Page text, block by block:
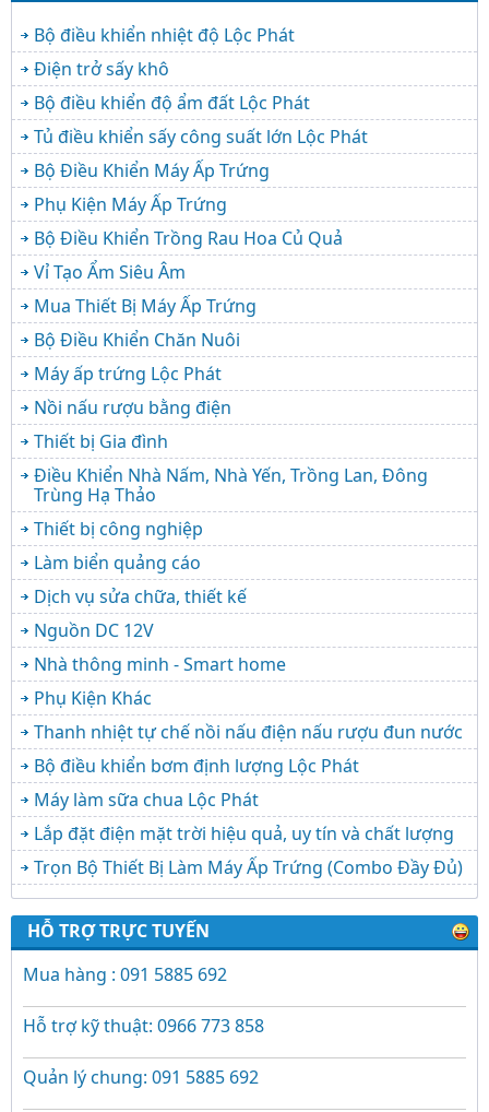
Bộ điều khiển nhiệt độ Lộc Phát
Điện trở sấy khô
Bộ điều khiển độ ẩm đất Lộc Phát
Tủ điều khiển sấy công suất lớn Lộc Phát
Bộ Điều Khiển Máy Ấp Trứng
Phụ Kiện Máy Ấp Trứng
Bộ Điều Khiển Trồng Rau Hoa Củ Quả
Vỉ Tạo Ẩm Siêu Âm
Mua Thiết Bị Máy Ấp Trứng
Bộ Điều Khiển Chăn Nuôi
Máy ấp trứng Lộc Phát
Nồi nấu rượu bằng điện
Thiết bị Gia đình
Điều Khiển Nhà Nấm, Nhà Yến, Trồng Lan, Đông
Trùng Hạ Thảo
Thiết bị công nghiệp
Làm biển quảng cáo
Dịch vụ sửa chữa, thiết kế
Nguồn DC 12V
Nhà thông minh - Smart home
Phụ Kiện Khác
Thanh nhiệt tự chế nồi nấu điện nấu rượu đun nước
Bộ điều khiển bơm định lượng Lộc Phát
Máy làm sữa chua Lộc Phát
Lắp đặt điện mặt trời hiệu quả, uy tín và chất lượng
Trọn Bộ Thiết Bị Làm Máy Ấp Trứng (Combo Đầy Đủ)
HỖ TRỢ TRỰC TUYẾN
Mua hàng : 091 5885 692
Hỗ trợ kỹ thuật: 0966 773 858
Quản lý chung: 091 5885 692